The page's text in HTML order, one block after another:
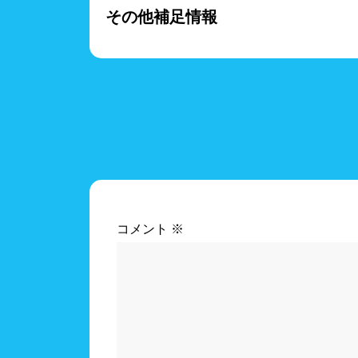
その他補足情報
コメント ※